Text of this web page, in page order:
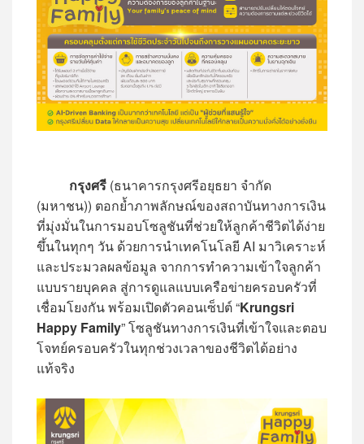
กรุงศรี (ธนาคารกรุงศรีอยุธยา จำกัด
(มหาชน)) ตอกย้ำภาพลักษณ์ของสถาบันทางการเงิน
ที่มุ่งมั่นในการมอบโซลูชันที่ช่วยให้ลูกค้าชีวิตได้ง่าย
ขึ้นในทุกๆ วัน ด้วยการนำเทคโนโลยี AI มาวิเคราะห์
และประมวลผลข้อมูล จากการทำความเข้าใจลูกค้า
แบบรายบุคคล สู่การดูแลแบบเครือข่ายครอบครัวที่
เชื่อมโยงกัน พร้อมเปิดตัวคอนเซ็ปต์ “Krungsri
Happy Family” โซลูชันทางการเงินที่เข้าใจและตอบ
โจทย์ครอบครัวในทุกช่วงเวลาของชีวิตได้อย่าง
แท้จริง